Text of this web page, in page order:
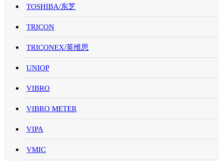
TOSHIBA/东芝
TRICON
TRICONEX/英维思
UNIOP
VIBRO
VIBRO METER
VIPA
VMIC